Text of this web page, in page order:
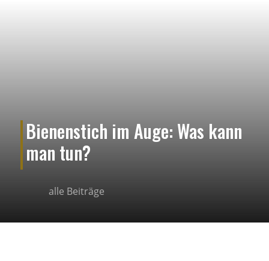
Bienenstich im Auge: Was kann
man tun?
alle Beiträge